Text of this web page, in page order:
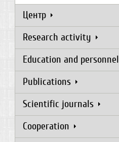
Центр
Research activity
Education and personnel
Publications
Scientific journals
Cooperation